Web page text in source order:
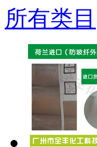
所有类目